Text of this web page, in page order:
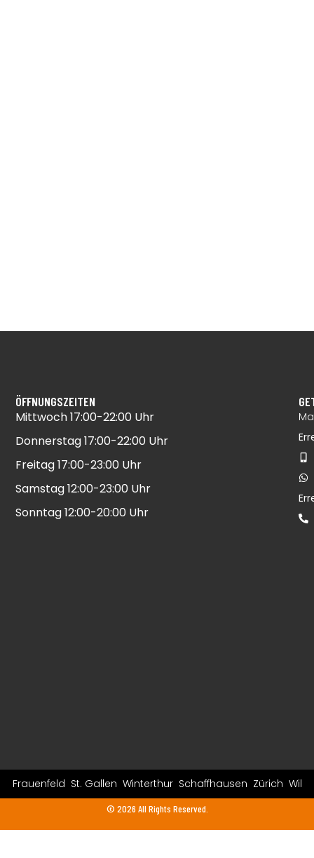
ÖFFNUNGSZEITEN
Mittwoch 17:00-22:00 Uhr​
Donnerstag 17:00-22:00 Uhr​
Freitag 17:00-23:00 Uhr​
Samstag 12:00-23:00 Uhr​
Sonntag 12:00-20:00 Uhr​
Frauenfeld St. Gallen Winterthur Schaffhausen Zürich Wil
© 2026 All Rights Reserved.